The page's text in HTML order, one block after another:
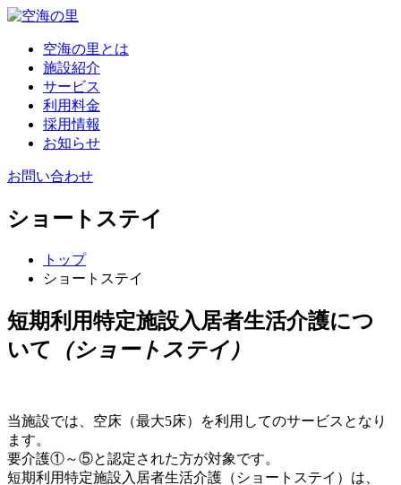
空海の里とは
施設紹介
サービス
利用料金
採用情報
お知らせ
お問い合わせ
ショートステイ
トップ
ショートステイ
短期利用特定施設入居者生活介護につ
いて
（ショートステイ）
当施設では、空床（最大5床）を利用してのサービスとなり
ます。
要介護①～⑤と認定された方が対象です。
短期利用特定施設入居者生活介護（ショートステイ）は、